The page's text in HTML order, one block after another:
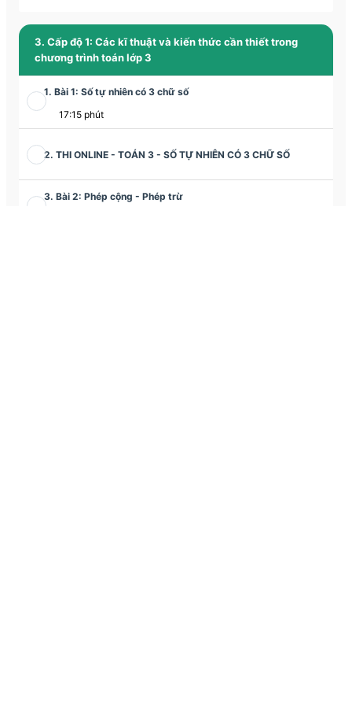
3. Cấp độ 1: Các kĩ thuật và kiến thức cần thiết trong
chương trình toán lớp 3
1. Bài 1: Số tự nhiên có 3 chữ số
17:15 phút
2. THI ONLINE - TOÁN 3 - SỐ TỰ NHIÊN CÓ 3 CHỮ SỐ
3. Bài 2: Phép cộng - Phép trừ